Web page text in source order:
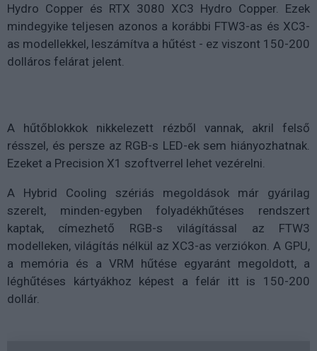
Hydro Copper és RTX 3080 XC3 Hydro Copper. Ezek
mindegyike teljesen azonos a korábbi FTW3-as és XC3-
as modellekkel, leszámítva a hűtést - ez viszont 150-200
dolláros felárat jelent.
A hűtőblokkok nikkelezett rézből vannak, akril felső
résszel, és persze az RGB-s LED-ek sem hiányozhatnak.
Ezeket a Precision X1 szoftverrel lehet vezérelni.
A Hybrid Cooling szériás megoldások már gyárilag
szerelt, minden-egyben folyadékhűtéses rendszert
kaptak, címezhető RGB-s világítással az FTW3
modelleken, világítás nélkül az XC3-as verziókon. A GPU,
a memória és a VRM hűtése egyaránt megoldott, a
léghűtéses kártyákhoz képest a felár itt is 150-200
dollár.